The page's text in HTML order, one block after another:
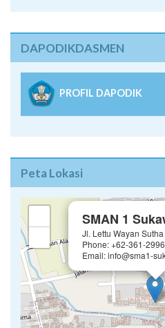
DAPODIKDASMEN
PROFIL DAPODIK
Peta Lokasi
SMAN 1
Jl. Lettu Wayan
Phone: +62-361-
Email: info@sma1-